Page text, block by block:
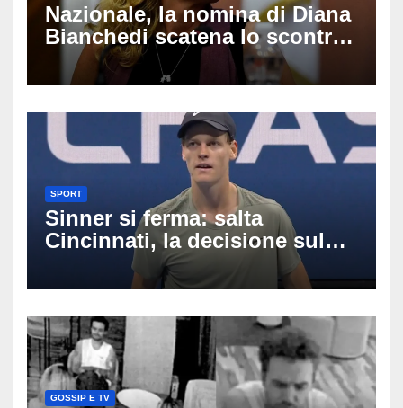
Nazionale, la nomina di Diana
Bianchedi scatena lo scontro
tra Figc e Coni: cosa sta
succedendo
SPORT
Sinner si ferma: salta
Cincinnati, la decisione sul
ginocchio cambia il percorso
verso gli US Open
GOSSIP E TV